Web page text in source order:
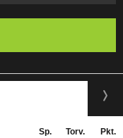
Sp. Torv. Pkt.